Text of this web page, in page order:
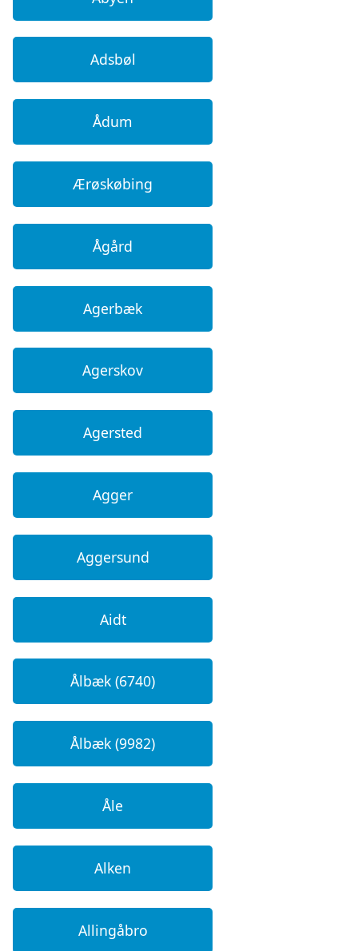
Adsbøl
Ådum
Ærøskøbing
Ågård
Agerbæk
Agerskov
Agersted
Agger
Aggersund
Aidt
Ålbæk (6740)
Ålbæk (9982)
Åle
Alken
Allingåbro